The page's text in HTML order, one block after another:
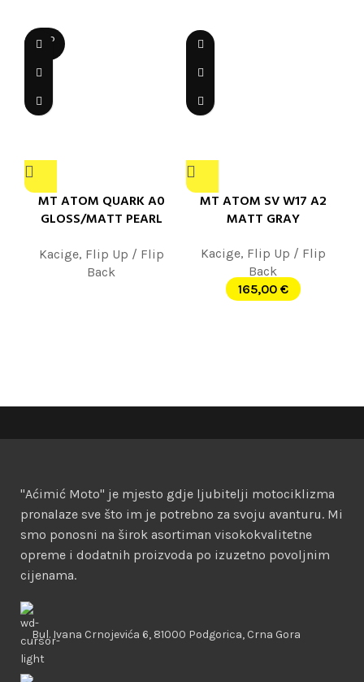
SOLD
OUT
MT ATOM QUARK A0
GLOSS/MATT PEARL
Kacige, Flip Up / Flip
Back
MT ATOM SV W17 A2
MATT GRAY
Kacige, Flip Up / Flip
Back
165,00 €
"Aćimić Moto" je mjesto gdje ljubitelji motociklizma
pronalaze sve što im je potrebno za svoju avanturu. Mi
smo ponosni na širok asortiman visokokvalitetne
opreme i dodatnih proizvoda po izuzetno povoljnim
cijenama.
Bul. Ivana Crnojevića 6, 81000 Podgorica, Crna Gora